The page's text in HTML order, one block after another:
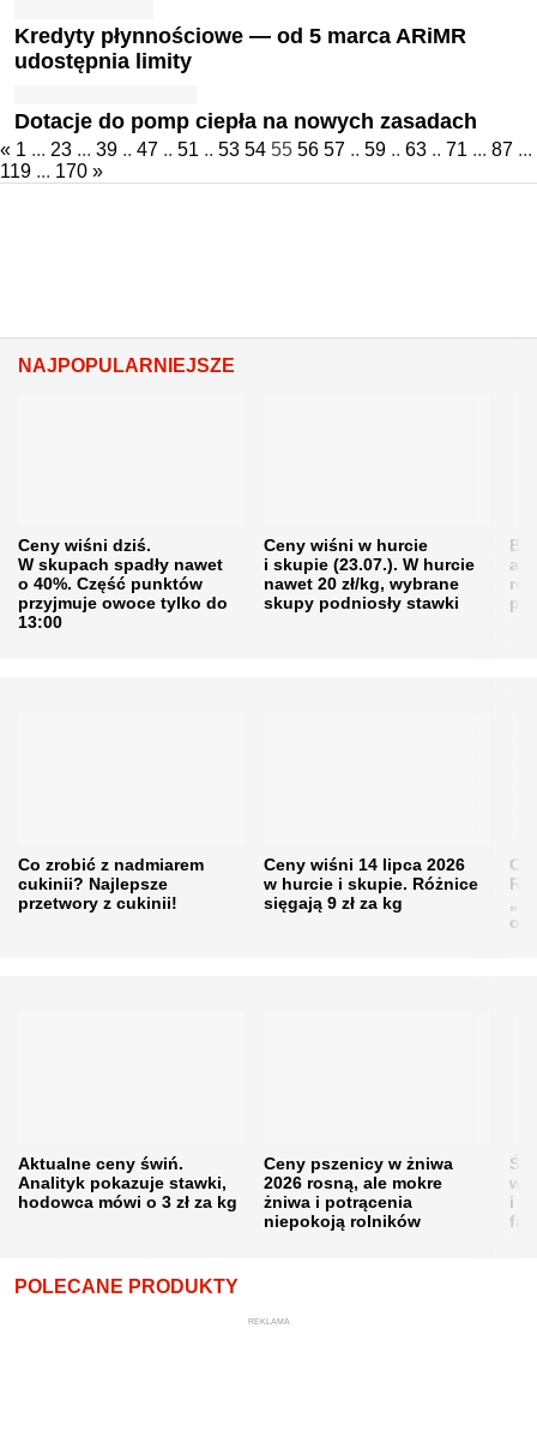
Kredyty płynnościowe — od 5 marca ARiMR
udostępnia limity
Dotacje do pomp ciepła na nowych zasadach
« 1 ... 23 ... 39 .. 47 .. 51 .. 53 54 55 56 57 .. 59 .. 63 .. 71 ... 87 ...
119 ... 170 »
NAJPOPULARNIEJSZE
Ceny wiśni dziś.
W skupach spadły nawet
o 40%. Część punktów
przyjmuje owoce tylko do
13:00
Ceny wiśni w hurcie
i skupie (23.07.). W hurcie
nawet 20 zł/kg, wybrane
skupy podniosły stawki
Co zrobić z nadmiarem
cukinii? Najlepsze
przetwory z cukinii!
Ceny wiśni 14 lipca 2026
w hurcie i skupie. Różnice
sięgają 9 zł za kg
Aktualne ceny świń.
Analityk pokazuje stawki,
hodowca mówi o 3 zł za kg
Ceny pszenicy w żniwa
2026 rosną, ale mokre
żniwa i potrącenia
niepokoją rolników
i
POLECANE PRODUKTY
REKLAMA